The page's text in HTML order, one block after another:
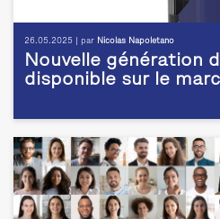
26.05.2025 | par Nicolas Napoletano
Nouvelle génération
disponible sur le